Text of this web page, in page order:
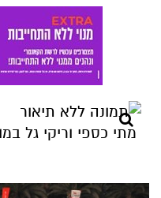
מתי כספי וריקי גל